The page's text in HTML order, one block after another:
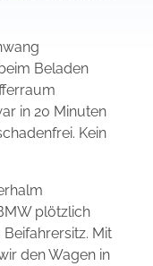
Beladen
in 20 Minuten
Kein
plötzlich
Mit
den Wagen in